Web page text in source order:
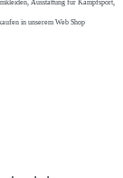
Ausstattung für Kampfsport,
in unserem Web Shop